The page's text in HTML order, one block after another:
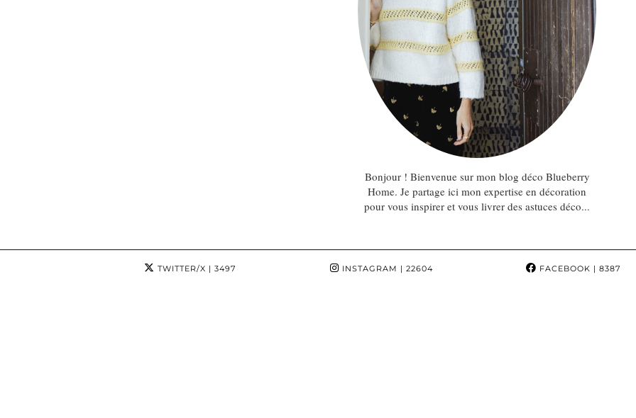
Bonjour ! Bienvenue sur mon blog déco Blueberry
Home. Je partage ici mon expertise en décoration
pour vous inspirer et vous livrer des astuces déco...
TWITTER/X | 3497 INSTAGRAM | 22604 FACEBOOK | 8387